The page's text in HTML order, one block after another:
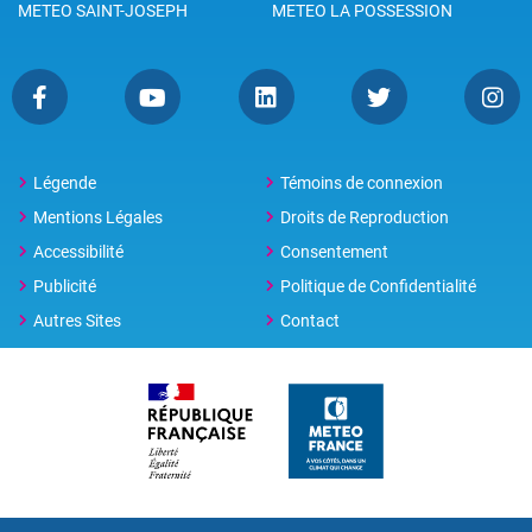
METEO SAINT-JOSEPH METEO LA POSSESSION
Légende
Témoins de connexion
Mentions Légales
Droits de Reproduction
Accessibilité
Consentement
Publicité
Politique de Confidentialité
Autres Sites
Contact